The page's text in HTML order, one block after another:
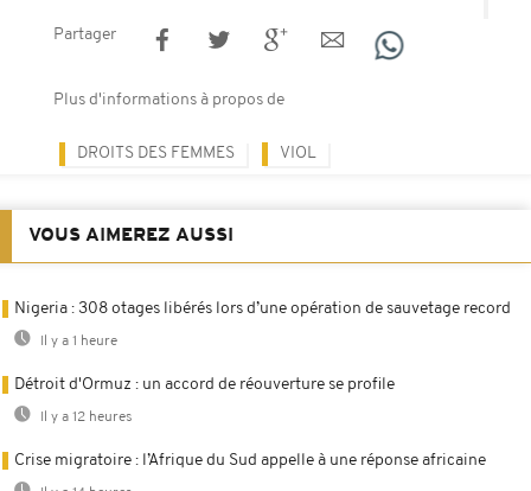
Partager
Plus d'informations à propos de
DROITS DES FEMMES VIOL
VOUS AIMEREZ AUSSI
Nigeria : 308 otages libérés lors d’une opération de sauvetage record
Il y a 1 heure
Détroit d'Ormuz : un accord de réouverture se profile
Il y a 12 heures
Crise migratoire : l’Afrique du Sud appelle à une réponse africaine